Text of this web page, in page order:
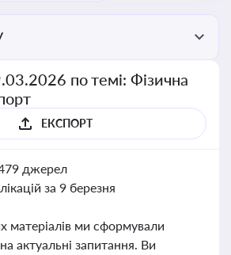
по темі: Фізична
ЕКСПОРТ
джерел
за 9 березня
матеріалів ми сформували
на актуальні запитання. Ви